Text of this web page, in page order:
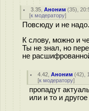
3.35 ,Аноним (35),
[к модератору]
Повсюду и не надо.
К слову, можно и
Ты не знал, но
не
4.42 ,Аноним (42),
[к модератору]
пропадут
или и то и другое